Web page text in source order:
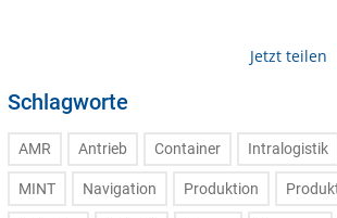
Jetzt teilen
Schlagworte
AMR Antrieb Container Intralogistik
MINT Navigation Produktion